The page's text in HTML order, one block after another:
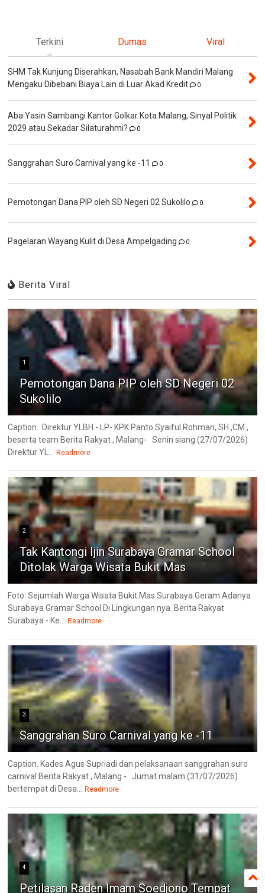
Terkini Dumas Viral
SHM Tak Kunjung Diserahkan, Nasabah Bank Mandiri Malang
Mengaku Dibebani Biaya Lain di Luar Akad Kredit
0
Aba Yasin Sambangi Kantor Golkar Kota Malang, Sinyal Politik
2029 atau Sekadar Silaturahmi?
0
Sanggrahan Suro Carnival yang ke -11 0
Pemotongan Dana PIP oleh SD Negeri 02 Sukolilo 0
Pagelaran Wayang Kulit di Desa Ampelgading 0
Berita Viral
1
Pemotongan Dana PIP oleh SD Negeri 02
Sukolilo
Caption. Direktur YLBH - LP- KPK Panto Syaiful Rohman, SH.,CM.,
beserta team Berita Rakyat , Malang- Senin siang (27/07/2026)
Direktur YL...
Readmore
2
Tak Kantongi Ijin Surabaya Gramar School
Ditolak Warga Wisata Bukit Mas
Foto: Sejumlah Warga Wisata Bukit Mas Surabaya Geram Adanya
Surabaya Gramar School Di Lingkungan nya. Berita Rakyat
Surabaya - Ke...
Readmore
3
Sanggrahan Suro Carnival yang ke -11
Caption. Kades Agus Supriadi dan pelaksanaan sanggrahan suro
carnival Berita Rakyat , Malang - Jumat malam (31/07/2026)
bertempat di Desa...
Readmore
4
Petilasan Raden Imam Soedjono Tempat